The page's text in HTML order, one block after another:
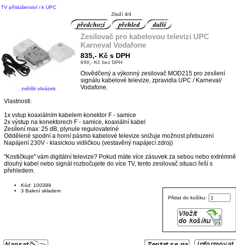
TV příslušenství i k UPC
Zboží 4/4
zvětšit obrázek
Zesilovač pro kabelovou televizi UPC
Karneval Vodafone
835,- Kč s DPH
690,- Kč bez DPH
Osvědčený a výkonný zesilovač MOD215 pro zesílení
signálu kabelové televize, zpravidla UPC / Karneval/
Vodafone.
Vlastnosti:
1x vstup koaxiálním kabelem konektor F - samice
2x výstup na konektorech F - samice, koaxiální kabel
Zesílení max: 25 dB, plynule regulovatelné
Oddělené spodní a horní pásmo kabelové televize snižuje možnost přebuzení
Napájení 230V - klasickou vidličkou (vestavěný napájecí zdroj)
"Kostičkuje" vám digitální televize? Pokud máte více zásuvek za sebou nebo extrémně
dlouhý kabel nebo signál rozbočujete do více TV, tento zesilovač situaci řeší s
přehledem.
Přidat do košíku:
Kód: 100399
3 Balení skladem